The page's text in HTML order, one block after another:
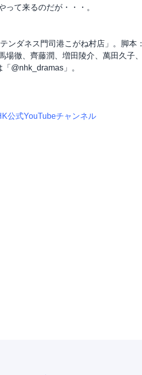
て来るのだが・・・。
ダネス門司港こがね村店」。脚本：
徹、齊藤潤、増田陵介、萬田久子、
@nhk_dramas」。
公式YouTubeチャンネル